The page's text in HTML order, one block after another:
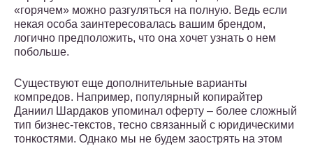
«горячем» можно разгуляться на полную. Ведь если
некая особа заинтересовалась вашим брендом,
логично предположить, что она хочет узнать о нем
побольше.
Существуют еще дополнительные варианты
компредов. Например, популярный копирайтер
Даниил Шардаков упоминал оферту – более сложный
тип бизнес-текстов, тесно связанный с юридическими
тонкостями. Однако мы не будем заострять на этом